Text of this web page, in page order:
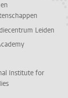
Leiden
Institute for